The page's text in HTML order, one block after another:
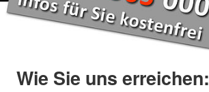
Wie Sie uns erreichen: